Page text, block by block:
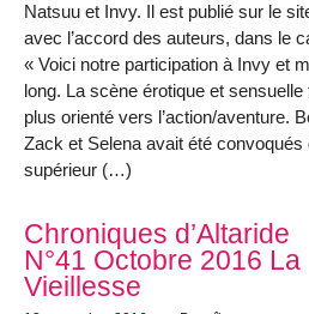
Natsuu et Invy. Il est publié sur le
avec l’accord des auteurs, dans le
« Voici notre participation à Invy et
long. La scène érotique et sensuelle
plus orienté vers l’action/aventure.
Zack et Selena avait été convoqués
supérieur (…)
Chroniques d’Altaride
N°41 Octobre 2016 La
Vieillesse